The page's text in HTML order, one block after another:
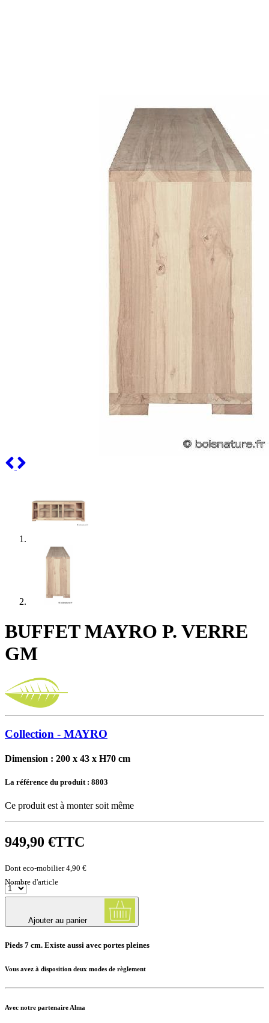
Previous
BUFFET MAYRO P. VERRE
GM
Collection - MAYRO
Dimension : 200 x 43 x H70 cm
La référence du produit : 8803
Ce produit est à monter soit même
949,90 €TTC
Dont eco-mobilier 4,90 €
Nombre d'article
Ajouter au panier
Pieds 7 cm. Existe aussi avec portes pleines
Vous avez à disposition deux modes de règlement
Avec notre partenaire Alma